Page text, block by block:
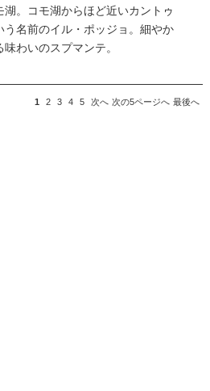
。コモ湖からほど近いカントゥ
う名前のイル・ポッジョ。細やか
わいのスプマンテ。
1 2 3 4 5 次へ 次の5ページへ 最後へ